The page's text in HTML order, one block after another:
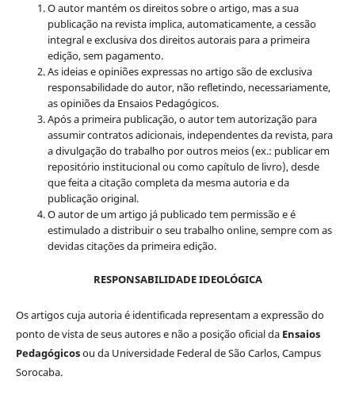
O autor mantém os direitos sobre o artigo, mas a sua
publicação na revista implica, automaticamente, a cessão
integral e exclusiva dos direitos autorais para a primeira
edição, sem pagamento.
As ideias e opiniões expressas no artigo são de exclusiva
responsabilidade do autor, não refletindo, necessariamente,
as opiniões da Ensaios Pedagógicos.
Após a primeira publicação, o autor tem autorização para
assumir contratos adicionais, independentes da revista, para
a divulgação do trabalho por outros meios (ex.: publicar em
repositório institucional ou como capítulo de livro), desde
que feita a citação completa da mesma autoria e da
publicação original.
O autor de um artigo já publicado tem permissão e é
estimulado a distribuir o seu trabalho online, sempre com as
devidas citações da primeira edição.
RESPONSABILIDADE IDEOLÓGICA
Os artigos cuja autoria é identificada representam a expressão do
ponto de vista de seus autores e não a posição oficial da Ensaios
Pedagógicosou da Universidade Federal de São Carlos, Campus
Sorocaba.